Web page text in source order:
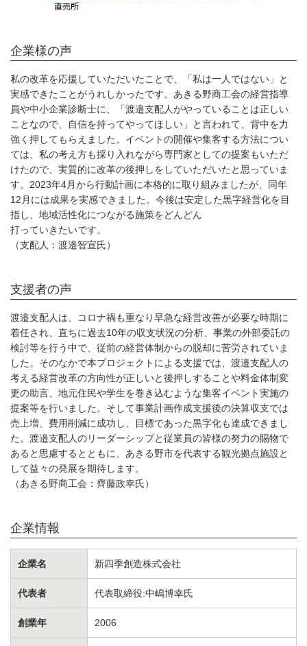
企業様の声
私の改革を応援していただいたことで、「私は一人ではない」と
実感できたことがうれしかったです。あきる野商工会の経営指導
員や中小企業診断士に、「渡邉支配人がやっていることは正しい
ことなので、自信を持ってやってほしい」と言われて、背中を力
強く押してもらえました。イベントの開催や集客する方法につい
ては、私の考え方も採り入れながら専門家としての提案もいただ
けたので、実質的に改革の後押しをしていただいたと思っていま
す。2023年4月から行動計画に本格的に取り組みましたが、同年
12月には成果を実感できました。今後は安定した黒字経営化を目
指し、地域活性化につながる施策をどんどん
打っていきたいです。
（支配人：渡邉智宣氏）
支援者の声
渡邉支配人は、コロナ禍も重なり早急な経営改善が必要な時期に
着任され、直ちに過去10年の収支状況の分析、事業の外部委託の
検討等を行う中で、従前の経営体制からの脱却に苦労されていま
した。そのなかで本プロジェクトによる支援では、渡邉支配人の
考える経営改革の方向性が正しいと後押しすることや料金体制変
更の助言、地元住民や学生を巻き込むような集客イベント実施の
提案等を行いました。そして事業計画作成支援後の決算収支では
売上増、費用削減に成功し、目標であった黒字化も達成できまし
た。渡邉支配人のリーダーシップと従業員の皆様の努力の賜物で
あると思慮するとともに、あきる野市を代表する観光拠点施設と
して益々の発展を期待します。
（あきる野商工会：齊藤政幸氏）
企業情報
企業名 新四季創造株式会社
代表者 代表取締役:中嶋博幸氏
創業年 2006